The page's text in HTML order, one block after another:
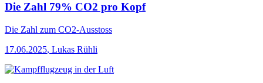
Die Zahl 79% CO2 pro Kopf
Die Zahl zum CO2-Ausstoss
17.06.2025, Lukas Rühli